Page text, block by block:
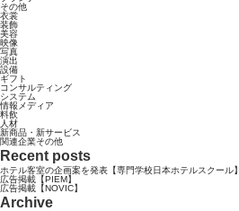
その他
衣裳
装飾
美容
映像
写真
演出
設備
ギフト
コンサルティング
システム
情報メディア
料飲
人材
新商品・新サービス
関連企業その他
Recent posts
ホテル客室の企画案を発表【専門学校日本ホテルスクール】
広告掲載【PIEM】
広告掲載【NOVIC】
Archive